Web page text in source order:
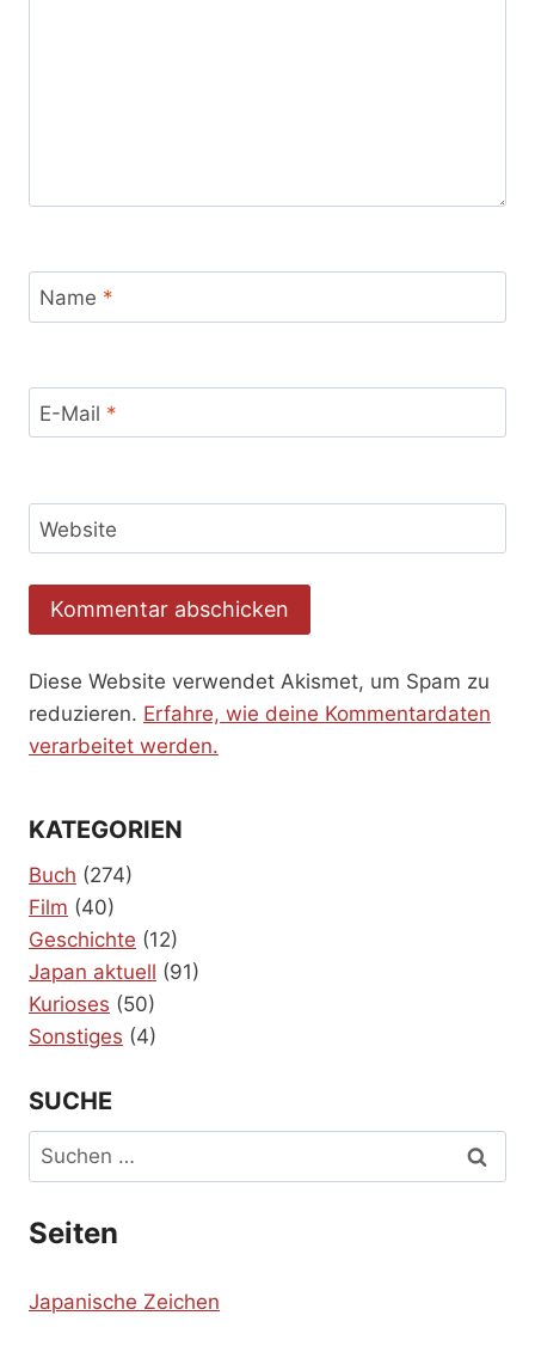
Name *
E-Mail *
Website
Diese Website verwendet Akismet, um Spam zu
reduzieren. Erfahre, wie deine Kommentardaten
verarbeitet werden.
KATEGORIEN
Buch (274)
Film (40)
Geschichte (12)
Japan aktuell (91)
Kurioses (50)
Sonstiges (4)
SUCHE
Suchen
nach:
Seiten
Japanische Zeichen